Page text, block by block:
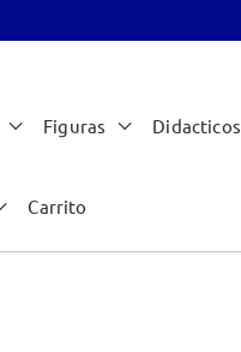
Figuras Didacticos
Carrito